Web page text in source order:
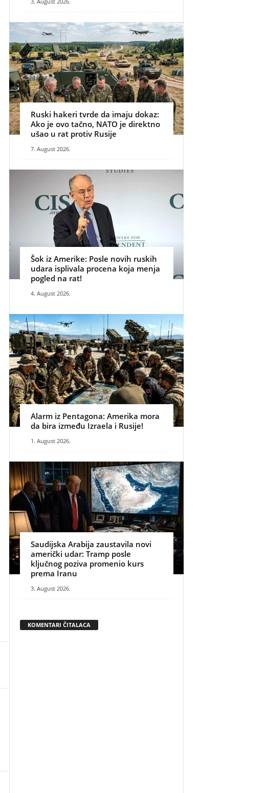
Ruski hakeri tvrde da imaju dokaz:
Ako je ovo tačno, NATO je direktno
ušao u rat protiv Rusije
7. August 2026.
Šok iz Amerike: Posle novih ruskih
udara isplivala procena koja menja
pogled na rat!
4. August 2026.
Alarm iz Pentagona: Amerika mora
da bira između Izraela i Rusije!
1. August 2026.
Saudijska Arabija zaustavila novi
američki udar: Tramp posle
ključnog poziva promenio kurs
prema Iranu
3. August 2026.
KOMENTARI ČITALACA